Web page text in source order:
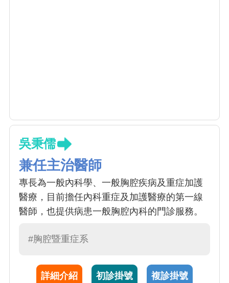
吳秉儒
兼任主治醫師
專長為一般內科學、一般胸腔疾病及重症加護
醫療，目前擔任內科重症及加護醫療的第一線
醫師，也提供病患一般胸腔內科的門診服務。
#胸腔暨重症系
詳細介紹 初診掛號 複診掛號